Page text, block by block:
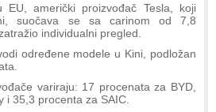
EU, američki proizvođač Tesla, koji
suočava se sa carinom od 7,8
individualni pregled.
određene modele u Kini, podložan
variraju: 17 procenata za BYD,
i 35,3 procenta za SAIC.